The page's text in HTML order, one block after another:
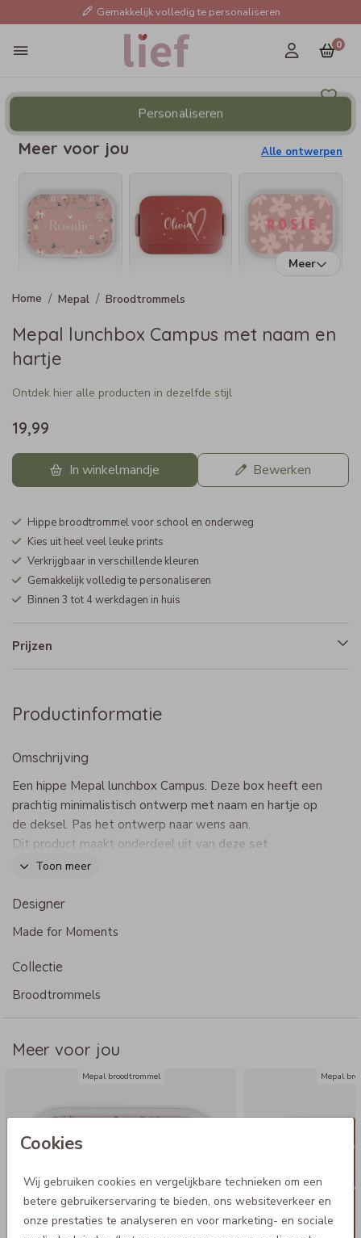
Gemakkelijk volledig te personaliseren
0
Cookies
Wij gebruiken cookies en vergelijkbare technieken om een
betere gebruikerservaring te bieden, ons websiteverkeer en
onze prestaties te analyseren en voor marketing- en sociale
Personaliseren
Meer voor jou Alle ontwerpen
Meer
Mepal Broodtrommels
Mepal lunchbox Campus met naam en
hartje
Ontdek hier alle producten in dezelfde stijl
19,99
In winkelmandje Bewerken
Hippe broodtrommel voor school en onderweg
Kies uit heel veel leuke prints
Verkrijgbaar in verschillende kleuren
Gemakkelijk volledig te personaliseren
Binnen 3 tot 4 werkdagen in huis
Prijzen
Productinformatie
Omschrijving
Een hippe Mepal lunchbox Campus. Deze box heeft een
prachtig minimalistisch ontwerp met naam en hartje op
de deksel. Pas het ontwerp naar wens aan.
Dit product maakt onderdeel uit van deze set
Specificaties lunchbox Campus
- Merk: Mepal
- Afmeting: 17,8 x 13,2 cm
- BPA-vrij
- Bij voorkeur met de hand afwassen of tot 60 graden in
Toon meer
Designer
Made for Moments
Collectie
Broodtrommels
Meer voor jou
Mepal broodtrommel Mepal